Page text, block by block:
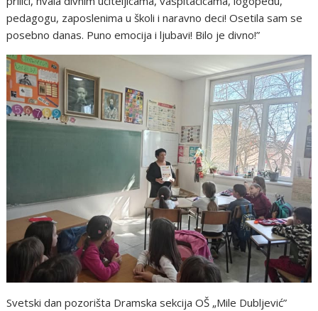
pedagogu, zaposlenima u školi i naravno deci! Osetila sam se
posebno danas. Puno emocija i ljubavi! Bilo je divno!”
Svetski dan pozorišta Dramska sekcija OŠ „Mile Dubljević”